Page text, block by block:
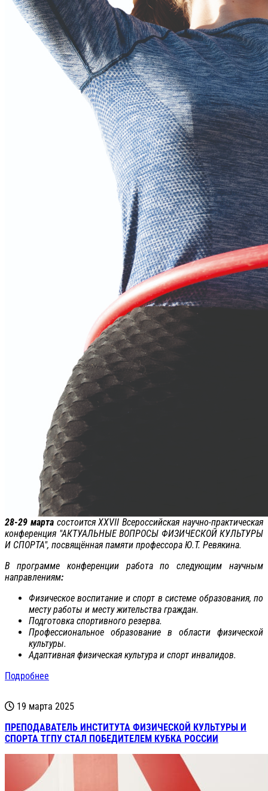
28-29 мартасостоится XXVII Всероссийская научно-практическая
конференция "АКТУАЛЬНЫЕ ВОПРОСЫ ФИЗИЧЕСКОЙ КУЛЬТУРЫ
И СПОРТА", посвящённая памяти профессора Ю.Т. Ревякина.
В программе конференции работа по следующим научным
направлениям:
Физическое воспитание и спорт в системе образования, по
месту работы и месту жительства граждан.
Подготовка спортивного резерва.
Профессиональное образование в области физической
культуры.
Адаптивная физическая культура и спорт инвалидов.
Подробнее
19 марта 2025
ПРЕПОДАВАТЕЛЬ ИНСТИТУТА ФИЗИЧЕСКОЙ КУЛЬТУРЫ И
СПОРТА ТГПУ СТАЛ ПОБЕДИТЕЛЕМ КУБКА РОССИИ